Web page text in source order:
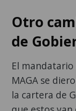
Otro
de
El
MAGA se
la cartera de